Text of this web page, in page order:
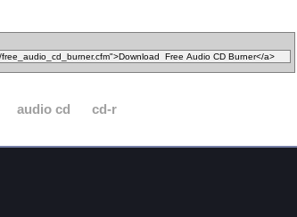
audio cd cd-r